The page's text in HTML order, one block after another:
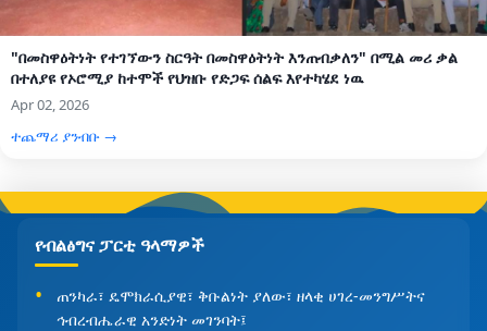
"በመስዋዕትነት የተገኘውን ስርዓት በመስዋዕትነት እንጠብቃለን" በሚል መሪ ቃል
በተለያዩ የኦሮሚያ ከተሞች የህዝቡ የድጋፍ ሰልፍ እየተካሄደ ነዉ
Apr 02, 2026
ተጨማሪ ያንብቡ →
የብልፅግና ፓርቲ ዓላማዎች
ጠንካራ፣ ዴሞክራሲያዊ፣ ቅቡልነት ያለው፣ ዘላቂ ሀገረ-መንግሥትና
ኅብረብሔራዊ አንድነት መገንባት፤